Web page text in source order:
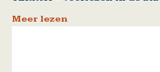
Meer lezen